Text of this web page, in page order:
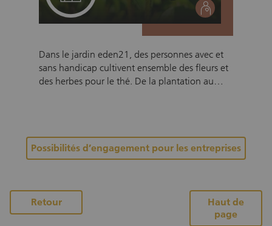
social
Dans le jardin eden21, des personnes avec et
sans handicap cultivent ensemble des fleurs et
des herbes pour le thé. De la plantation au
et rend notre société plus forte. Ce projet
réduit les appréhensions, met en lumière les
talents individuels et prouve que la
enrichissante et bénéfique pour tous – tant au
sein de la communauté que sur le marché.
Possibilités d’engagement pour les entreprises
RetourVers la page des projets
Haut de
page